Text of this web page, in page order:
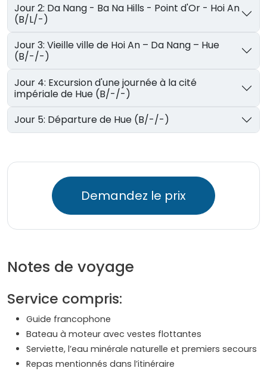
Jour 2: Da Nang - Ba Na Hills - Point d'Or - Hoi An
(B/L/-)
Jour 3: Vieille ville de Hoi An – Da Nang – Hue
(B/-/-)
Jour 4: Excursion d'une journée à la cité
impériale de Hue (B/-/-)
Jour 5: Départure de Hue (B/-/-)
Demandez le prix
Notes de voyage
Service compris:
Guide francophone
Bateau à moteur avec vestes flottantes
Serviette, l’eau minérale naturelle et premiers secours
Repas mentionnés dans l’itinéraire